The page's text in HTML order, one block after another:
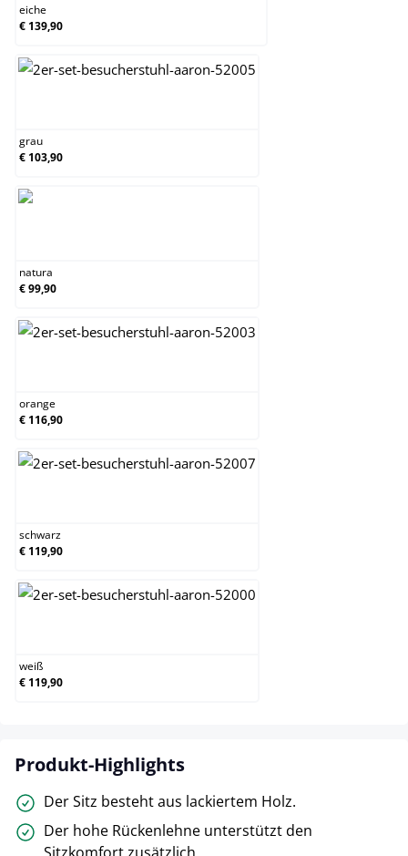
eiche
€ 139,90
grau
€ 103,90
natura
€ 99,90
orange
€ 116,90
schwarz
€ 119,90
weiß
€ 119,90
Produkt-Highlights
Der Sitz besteht aus lackiertem Holz.
Der hohe Rückenlehne unterstützt den